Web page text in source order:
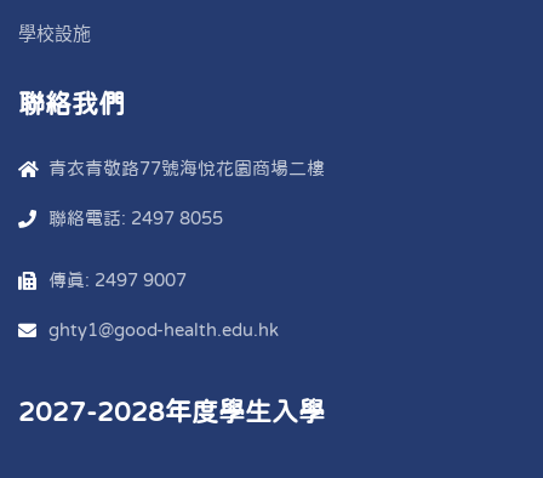
學校設施
聯絡我們
青衣青敬路77號海悅花園商場二樓
聯絡電話: 2497 8055
傳真: 2497 9007
ghty1@good-health.edu.hk
2027-2028年度學生入學